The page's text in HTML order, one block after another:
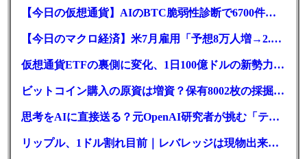
【今日の仮想通貨】AIのBTC脆弱性診断で6700件の指摘。赤字マイニング企業はAIに賭ける
【今日のマクロ経済】米7月雇用「予想8万人増→2.3万人減」で利上げ観測後退
仮想通貨ETFの裏側に変化、1日100億ドルの新勢力がSEC登録
ビットコイン購入の原資は増資？保有8002枚の採掘企業の実態とは
思考をAIに直接送る？元OpenAI研究者が挑む「テレパシー」開発とは
リップル、1ドル割れ目前｜レバレッジは現物出来高の6倍超